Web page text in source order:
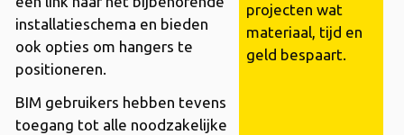
installatieschema en bieden
ook opties om hangers te
positioneren.
BIM gebruikers hebben tevens
toegang tot alle noodzakelijke
projecten wat
materiaal, tijd en
geld bespaart.